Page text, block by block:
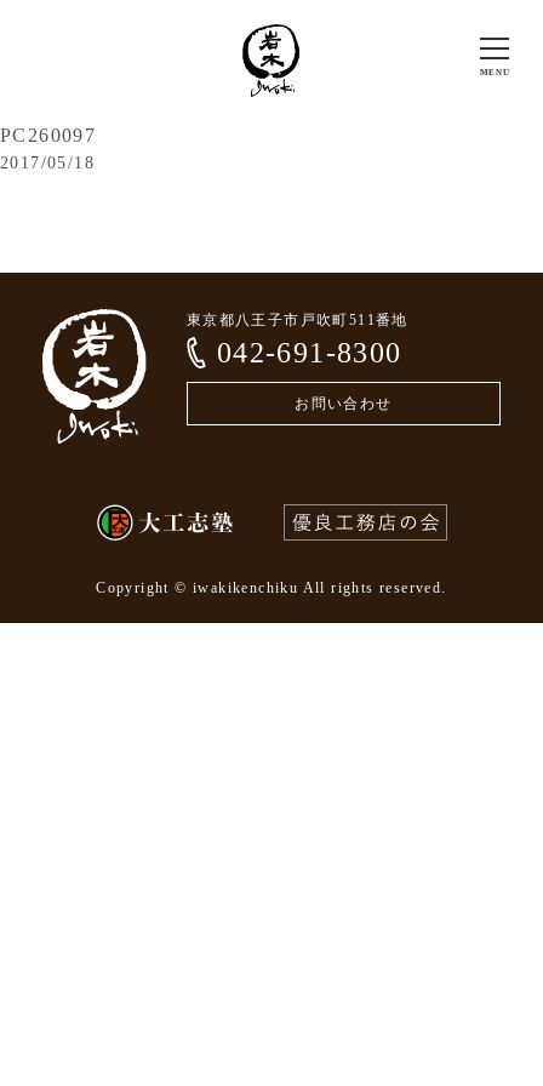
PC260097
2017/05/18
東京都八王子市戸吹町511番地
042-691-8300
お問い合わせ
Copyright © iwakikenchiku All rights reserved.